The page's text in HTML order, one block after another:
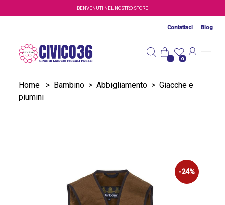
Salta al contenuto principaleBENVENUTI NEL NOSTRO STORE
Contattaci Blog
0
Home > Bambino > Abbigliamento > Giacche e
piumini
-24%